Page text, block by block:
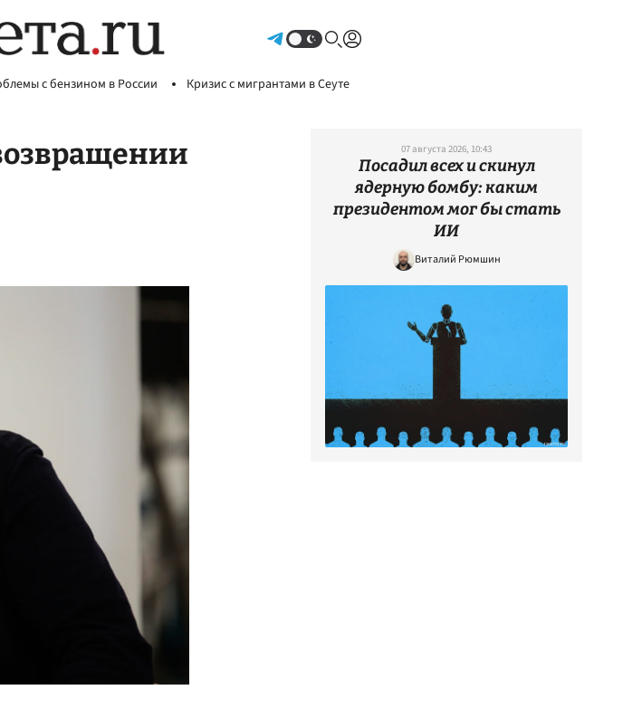
с бензином в России Кризис с мигрантами в Сеуте
07 августа 2026, 10:43
Посадил всех и скинул
ядерную бомбу: каким
президентом мог бы стать
ИИ
Виталий Рюмшин